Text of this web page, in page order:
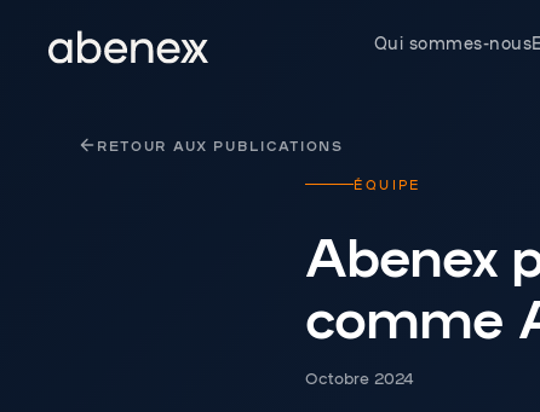
Qui sommes-nous
RETOUR AUX PUBLICATIONS
ÉQUIPE
Abenex
comme
Octobre 2024